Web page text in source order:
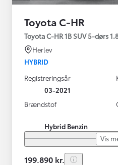
Toyota C-HR
Toyota C-HR 1B SUV 5-dørs
Herlev
HYBRID
Registreringsår
03-2021
Brændstof
Hybrid Benzin
Vis
199.890 kr.